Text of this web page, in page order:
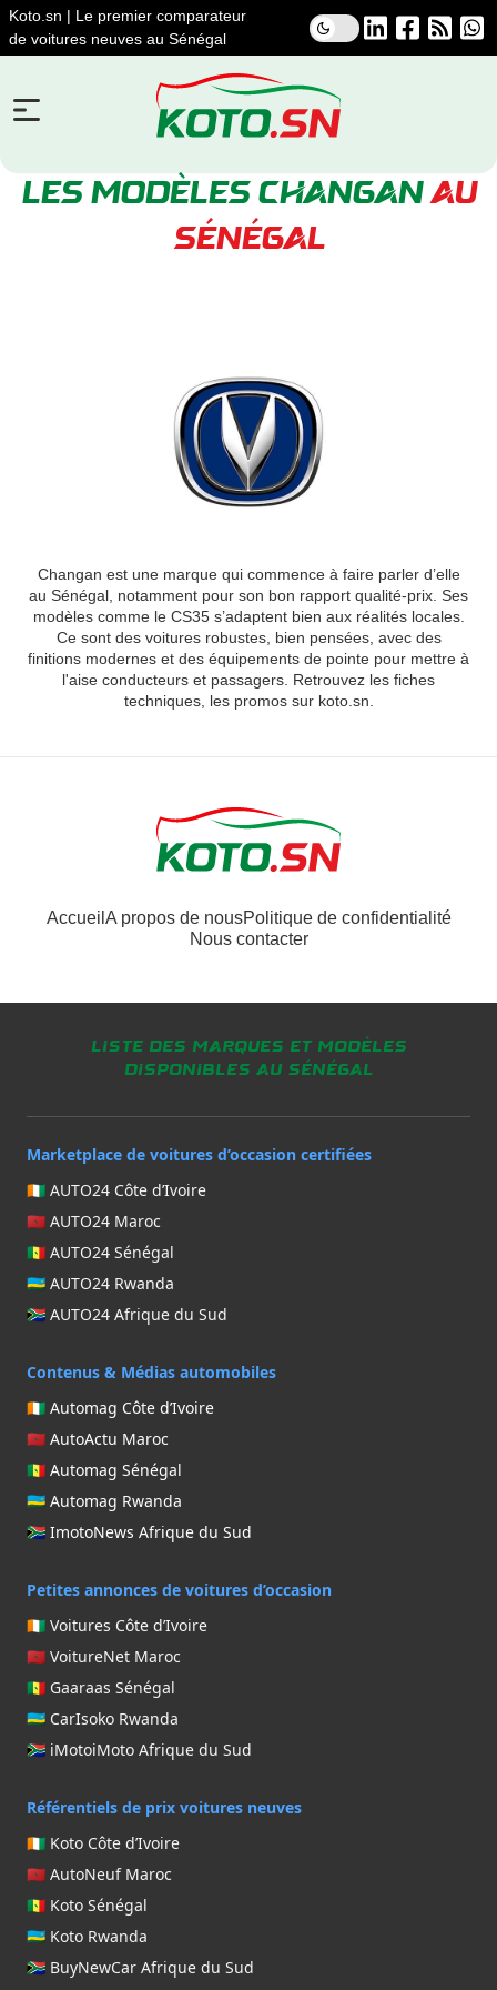
Koto.sn | Le premier comparateur
de voitures neuves au Sénégal
Changan est une marque qui commence à faire parler d’elle
au Sénégal, notamment pour son bon rapport qualité-prix. Ses
modèles comme le CS35 s’adaptent bien aux réalités locales.
Ce sont des voitures robustes, bien pensées, avec des
finitions modernes et des équipements de pointe pour mettre à
l'aise conducteurs et passagers. Retrouvez les fiches
techniques, les promos sur koto.sn.
LES MODÈLES CHANGANAU
SÉNÉGAL
Accueil A propos de nousPolitique de confidentialité
Nous contacter
Liste des marques et modèles
disponibles au Sénégal
Marketplace de voitures d’occasion certifiées
🇨🇮 AUTO24 Côte d’Ivoire
🇲🇦 AUTO24 Maroc
🇸🇳 AUTO24 Sénégal
🇷🇼 AUTO24 Rwanda
🇿🇦 AUTO24 Afrique du Sud
Contenus & Médias automobiles
🇨🇮 Automag Côte d’Ivoire
🇲🇦 AutoActu Maroc
🇸🇳 Automag Sénégal
🇷🇼 Automag Rwanda
🇿🇦 ImotoNews Afrique du Sud
Petites annonces de voitures d’occasion
🇨🇮 Voitures Côte d’Ivoire
🇲🇦 VoitureNet Maroc
🇸🇳 Gaaraas Sénégal
🇷🇼 CarIsoko Rwanda
🇿🇦 iMotoiMoto Afrique du Sud
Référentiels de prix voitures neuves
🇨🇮 Koto Côte d’Ivoire
🇲🇦 AutoNeuf Maroc
🇸🇳 Koto Sénégal
🇷🇼 Koto Rwanda
🇿🇦 BuyNewCar Afrique du Sud